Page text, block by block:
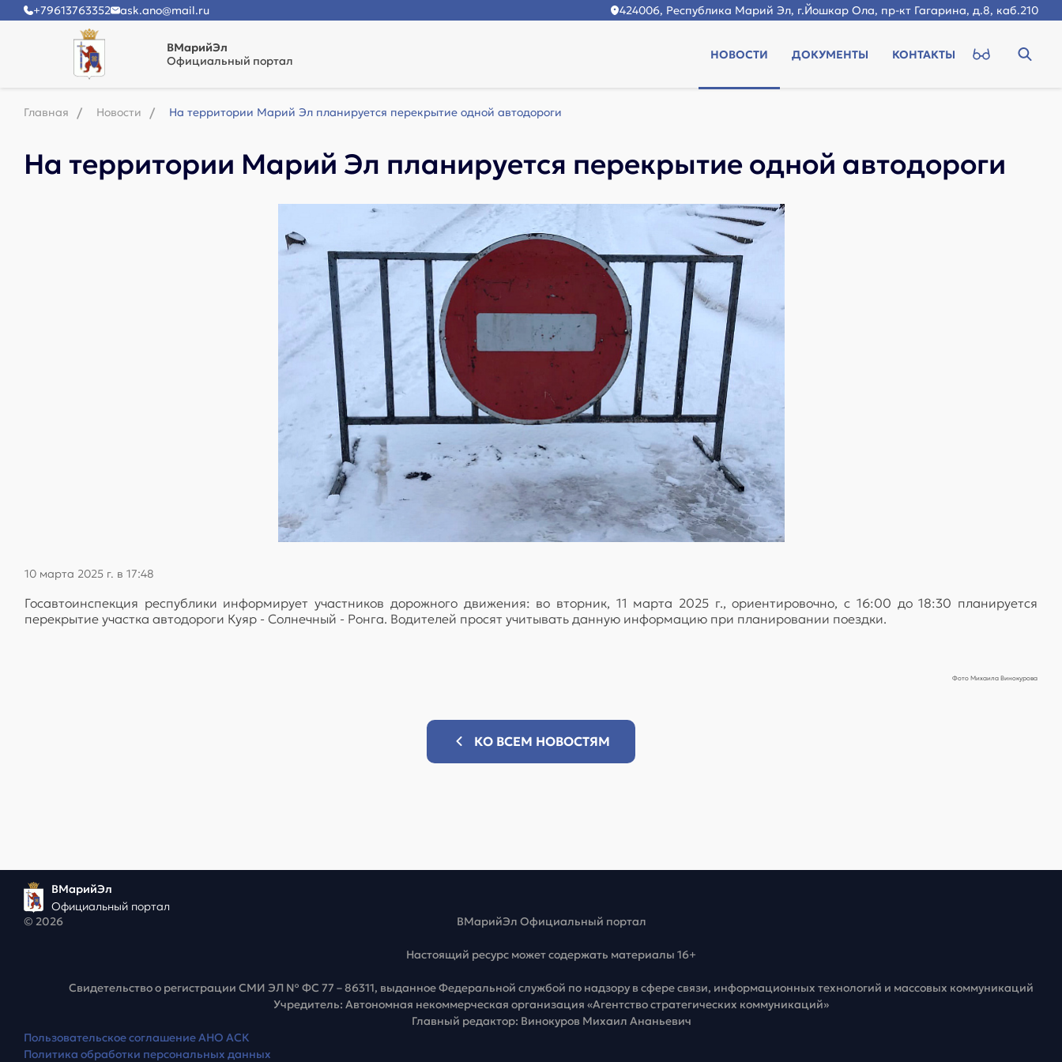
+79613763352 ask.ano@mail.ru 424006, Республика Марий Эл, г.Йошкар Ола, пр-кт Гагарина, д.8, каб.210
ВМарийЭл
Официальный портал
НОВОСТИ ДОКУМЕНТЫ КОНТАКТЫ
Главная Новости На территории Марий Эл планируется перекрытие одной автодороги
На территории Марий Эл планируется перекрытие одной автодороги
10 марта 2025 г. в 17:48
Госавтоинспекция республики информирует участников дорожного движения: во вторник, 11 марта 2025 г., ориентировочно, с 16:00 до 18:30 планируется
перекрытие участка автодороги Куяр - Солнечный - Ронга. Водителей просят учитывать данную информацию при планировании поездки.
Фото Михаила Винокурова
КО ВСЕМ НОВОСТЯМ
ВМарийЭл
Официальный портал
© 2026
ВМарийЭл Официальный портал
Настоящий ресурс может содержать материалы 16+
Свидетельство о регистрации СМИ ЭЛ № ФС 77 – 86311, выданное Федеральной службой по надзору в сфере связи, информационных технологий и массовых коммуникаций
Учредитель: Автономная некоммерческая организация «Агентство стратегических коммуникаций»
Главный редактор: Винокуров Михаил Ананьевич
Пользовательское соглашение АНО АСК
Политика обработки персональных данных